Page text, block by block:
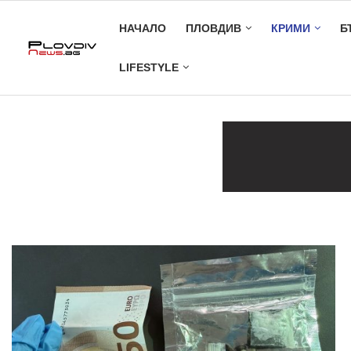
НАЧАЛО ПЛОВДИВ КРИМИ
LIFESTYLE